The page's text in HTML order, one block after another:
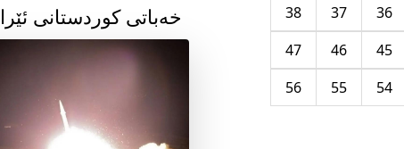
36
37
38
45
46
47
54
55
56
خەباتی کوردستانی